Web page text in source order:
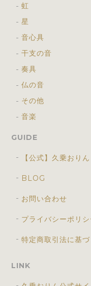
虹
星
音心具
干支の音
奏具
仏の音
その他
音楽
GUIDE
【公式】久乗おり
BLOG
お問い合わせ
プライバシーポリシ
特定商取引法に基
LINK